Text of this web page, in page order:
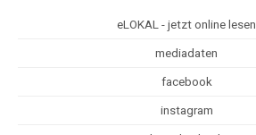
eLOKAL - jetzt online lesen
mediadaten
facebook
instagram